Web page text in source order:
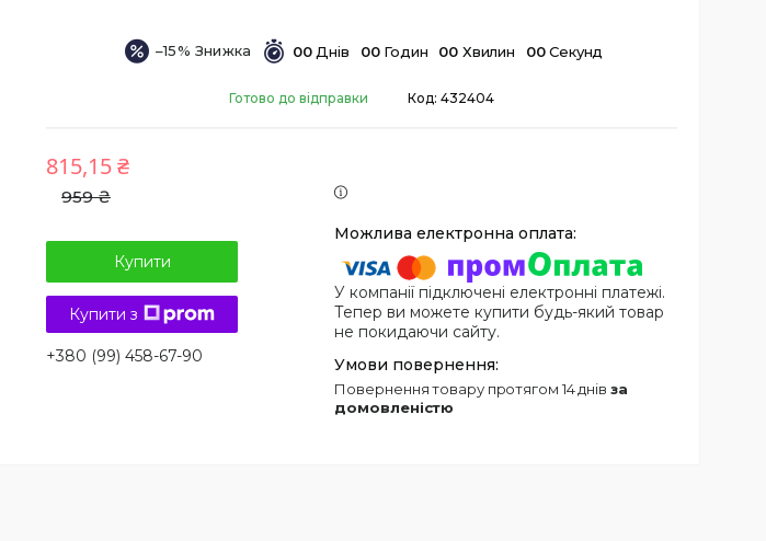
–15% 00 Днів 00 Годин 00 Хвилин 00 Секунд
Готово до відправки Код: 432404
959 ₴
815,15 ₴
Купити
Купити з
+380 (99) 458-67-90
У компанії підключені електронні платежі.
Тепер ви можете купити будь-який товар
не покидаючи сайту.
повернення товару протягом 14 днів за
домовленістю